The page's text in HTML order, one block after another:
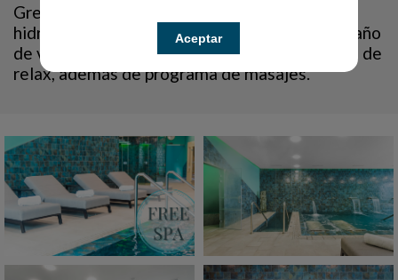
Aceptar
Green River Spa está dotado con piscina de
hidromasaje, jacuzzi, piscina de tonificación, baño
de vapor, sauna, duchas de sensaciones y zona de
relax, además de programa de masajes.